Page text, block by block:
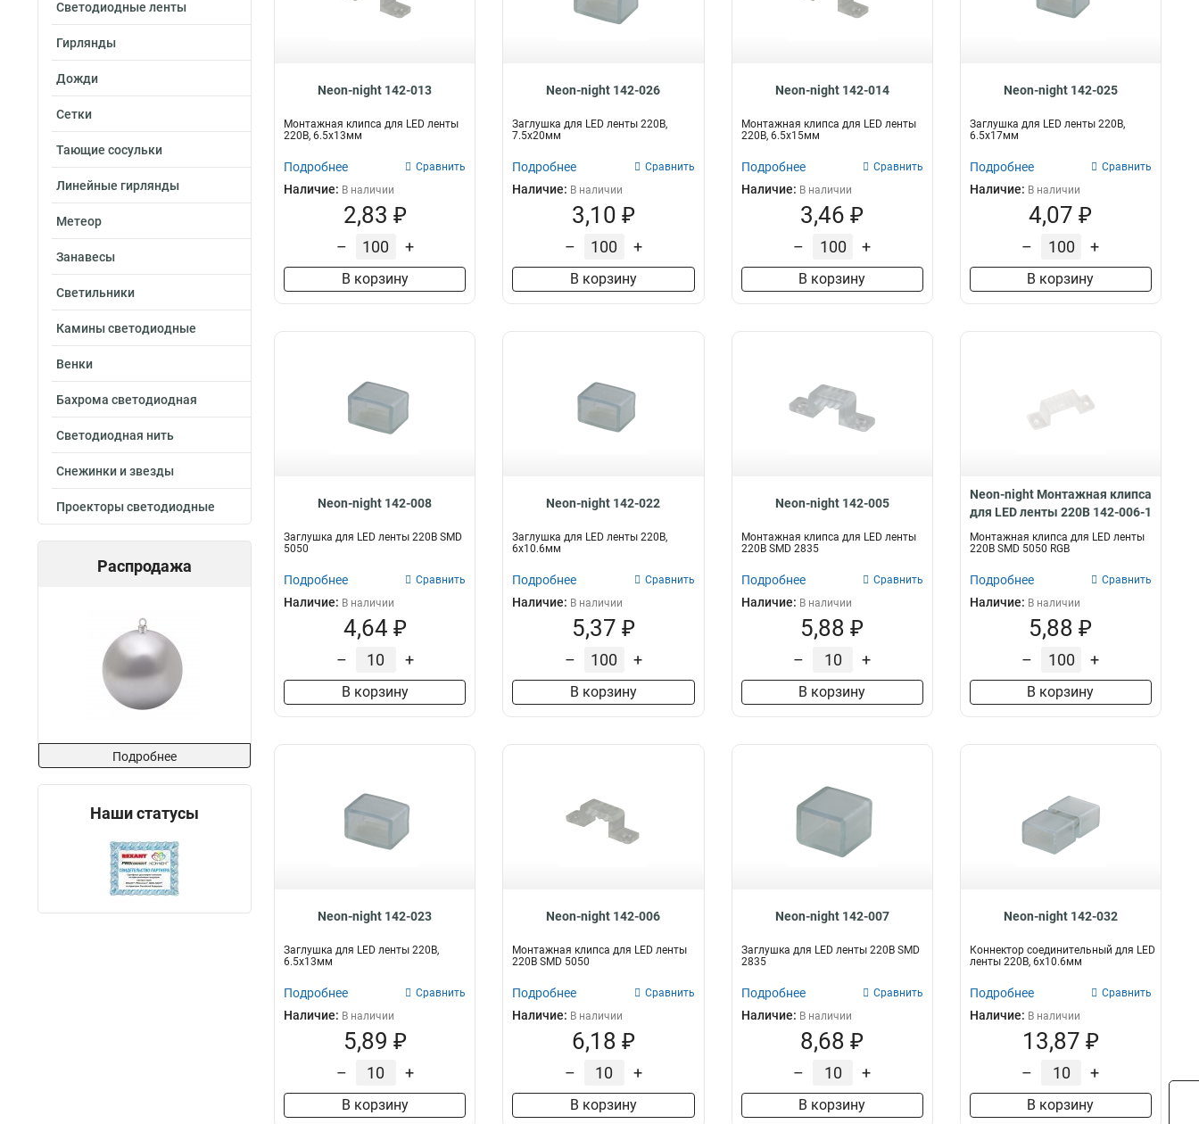
Светодиодные ленты
Гирлянды
Дожди
Сетки
Тающие сосульки
Линейные гирлянды
Метеор
Занавесы
Светильники
Камины светодиодные
Венки
Бахрома светодиодная
Светодиодная нить
Снежинки и звезды
Проекторы светодиодные
Распродажа
Подробнее
Наши статусы
Neon-night 142-013
Монтажная клипса для LED ленты
220В, 6.5x13мм
Подробнее Сравнить
Наличие: В наличии
2,83 ₽
– +
В корзину
Neon-night 142-026
Заглушка для LED ленты 220В,
7.5x20мм
Подробнее Сравнить
Наличие: В наличии
3,10 ₽
– +
В корзину
Neon-night 142-014
Монтажная клипса для LED ленты
220В, 6.5x15мм
Подробнее Сравнить
Наличие: В наличии
3,46 ₽
– +
В корзину
Neon-night 142-025
Заглушка для LED ленты 220В,
6.5x17мм
Подробнее Сравнить
Наличие: В наличии
4,07 ₽
– +
В корзину
Neon-night 142-008
Заглушка для LED ленты 220В SMD
5050
Подробнее Сравнить
Наличие: В наличии
4,64 ₽
– +
В корзину
Neon-night 142-022
Заглушка для LED ленты 220В,
6x10.6мм
Подробнее Сравнить
Наличие: В наличии
5,37 ₽
– +
В корзину
Neon-night 142-005
Монтажная клипса для LED ленты
220В SMD 2835
Подробнее Сравнить
Наличие: В наличии
5,88 ₽
– +
В корзину
Neon-night Монтажная клипса
для LED ленты 220В 142-006-1
Монтажная клипса для LED ленты
220В SMD 5050 RGB
Подробнее Сравнить
Наличие: В наличии
5,88 ₽
– +
В корзину
Neon-night 142-023
Заглушка для LED ленты 220В,
6.5x13мм
Подробнее Сравнить
Наличие: В наличии
5,89 ₽
– +
В корзину
Neon-night 142-006
Монтажная клипса для LED ленты
220В SMD 5050
Подробнее Сравнить
Наличие: В наличии
6,18 ₽
– +
В корзину
Neon-night 142-007
Заглушка для LED ленты 220В SMD
2835
Подробнее Сравнить
Наличие: В наличии
8,68 ₽
– +
В корзину
Neon-night 142-032
Коннектор соединительный для LED
ленты 220В, 6x10.6мм
Подробнее Сравнить
Наличие: В наличии
13,87 ₽
– +
В корзину